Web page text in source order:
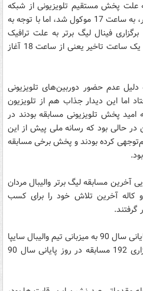
علت پخش مستقیم تلویزیونی از شبکه
سوم سیما با یک ساعت و نیم تاخیر، به ساعت 17 موکول شد، اما با توجه به
فینال لیگ برتر به علت ترافیک
سنگین بزرگراه کرج، این مسابقه با یک ساعت تاخیر یعنی از ساعت 18 آغاز
عدم حضور دوربین‌های تلویزیونی
اما این دیدار جذاب هم از تلویزیون
پخش تلویزیونی مسابقه بودند در
حالی بود که رسانه ملی پیش از این
کرده بودند و پخش برخی مسابقه
آخرین مسابقه لیگ برتر والیبال مردان
و کاله آخرین تلاش خود را برای کسب
گرفتند.
دیدار پایانی این رقابت ها در روز پایانی سال 90 به میزبانی تیم والیبال سایپا
برگزار شد تا پروند لیگ برتر با برگزاری 192 مسابقه در روز پایانی سال 90